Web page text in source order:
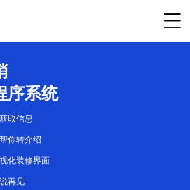
序系统
取信息
你转介绍
化装修界面
再见